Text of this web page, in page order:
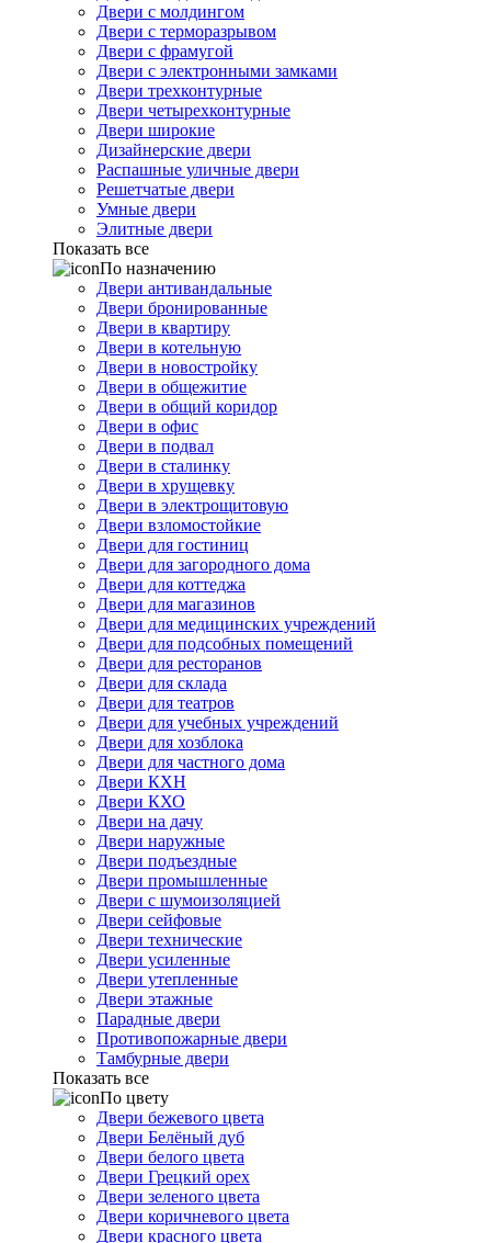
Двери с молдингом
Двери с терморазрывом
Двери с фрамугой
Двери с электронными замками
Двери трехконтурные
Двери четырехконтурные
Двери широкие
Дизайнерские двери
Распашные уличные двери
Решетчатые двери
Умные двери
Элитные двери
Показать все
По назначению
Двери антивандальные
Двери бронированные
Двери в квартиру
Двери в котельную
Двери в новостройку
Двери в общежитие
Двери в общий коридор
Двери в офис
Двери в подвал
Двери в сталинку
Двери в хрущевку
Двери в электрощитовую
Двери взломостойкие
Двери для гостиниц
Двери для загородного дома
Двери для коттеджа
Двери для магазинов
Двери для медицинских учреждений
Двери для подсобных помещений
Двери для ресторанов
Двери для склада
Двери для театров
Двери для учебных учреждений
Двери для хозблока
Двери для частного дома
Двери КХН
Двери КХО
Двери на дачу
Двери наружные
Двери подъездные
Двери промышленные
Двери с шумоизоляцией
Двери сейфовые
Двери технические
Двери усиленные
Двери утепленные
Двери этажные
Парадные двери
Противопожарные двери
Тамбурные двери
Показать все
По цвету
Двери бежевого цвета
Двери Белёный дуб
Двери белого цвета
Двери Грецкий орех
Двери зеленого цвета
Двери коричневого цвета
Двери красного цвета